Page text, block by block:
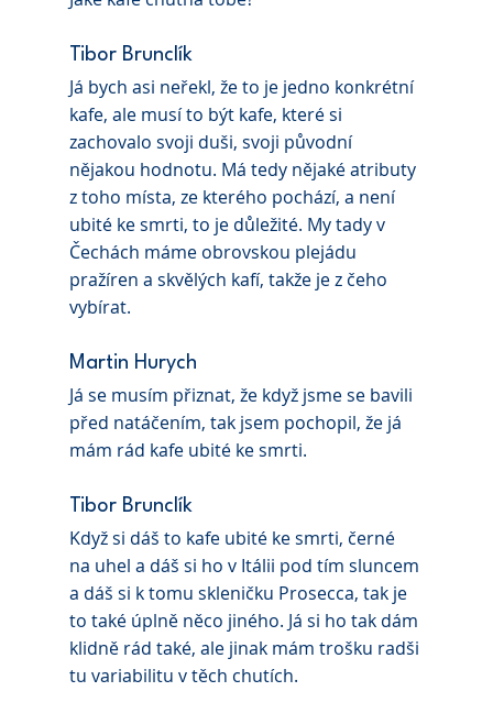
Tibor Brunclík
Já bych asi neřekl, že to je jedno konkrétní
kafe, ale musí to být kafe, které si
zachovalo svoji duši, svoji původní
nějakou hodnotu. Má tedy nějaké atributy
z toho místa, ze kterého pochází, a není
ubité ke smrti, to je důležité. My tady v
Čechách máme obrovskou plejádu
pražíren a skvělých kafí, takže je z čeho
vybírat.
Martin Hurych
Já se musím přiznat, že když jsme se bavili
před natáčením, tak jsem pochopil, že já
mám rád kafe ubité ke smrti.
Tibor Brunclík
Když si dáš to kafe ubité ke smrti, černé
na uhel a dáš si ho v Itálii pod tím sluncem
a dáš si k tomu skleničku Prosecca, tak je
to také úplně něco jiného. Já si ho tak dám
klidně rád také, ale jinak mám trošku radši
tu variabilitu v těch chutích.